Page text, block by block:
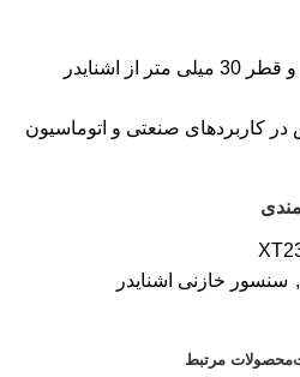
سنسور خازنی با بدنه پلاستیکی و قطر 30 میلی متر از اشنایدر
کاربردهای صنعتی و اتوماسیون
, سنسور خازنی اشنایدر
محصولات مرتبط